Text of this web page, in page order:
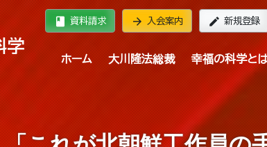
book 資料請求 arrow_forward 入会案内 edit 新規登録
ホーム 大川隆法総裁 幸福の科学と